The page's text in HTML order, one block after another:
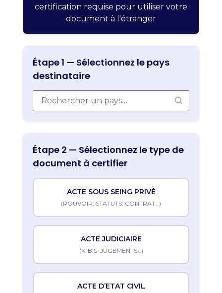
certification requise pour utiliser votre
document à l'étranger
Étape 1 — Sélectionnez le pays
destinataire
Étape 2 — Sélectionnez le type de
document à certifier
ACTE SOUS SEING PRIVÉ
(POUVOIR, STATUTS, CONTRAT…)
ACTE JUDICIAIRE
(K-BIS, JUGEMENTS…)
ACTE D’ETAT CIVIL